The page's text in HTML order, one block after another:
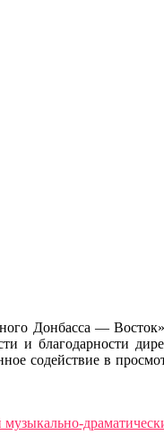
Донбасса —
благодарности
содействие в